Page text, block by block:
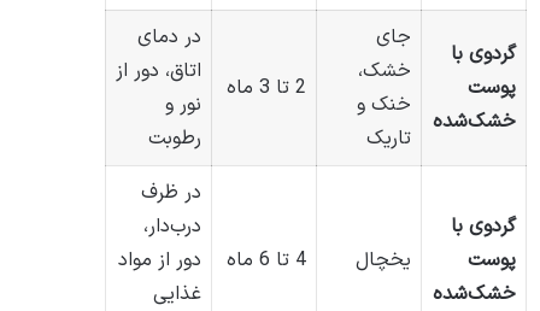
گردوی با
پوست
خشک‌شده
جای
خشک،
خنک و
تاریک
2 تا 3 ماه
در دمای
اتاق، دور از
نور و
رطوبت
گردوی با
پوست
خشک‌شده
یخچال 4 تا 6 ماه
در ظرف
درب‌دار،
دور از مواد
غذایی